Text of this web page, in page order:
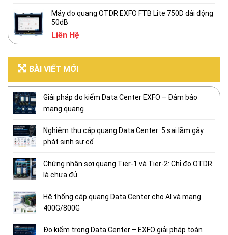
Máy đo quang OTDR EXFO FTB Lite 750D dải động
50dB
Liên Hệ
BÀI VIẾT MỚI
Giải pháp đo kiểm Data Center EXFO – Đảm bảo
mạng quang
Nghiệm thu cáp quang Data Center: 5 sai lầm gây
phát sinh sự cố
Chứng nhận sợi quang Tier-1 và Tier-2: Chỉ đo OTDR
là chưa đủ
Hệ thống cáp quang Data Center cho AI và mạng
400G/800G
Đo kiểm trong Data Center – EXFO giải pháp toàn